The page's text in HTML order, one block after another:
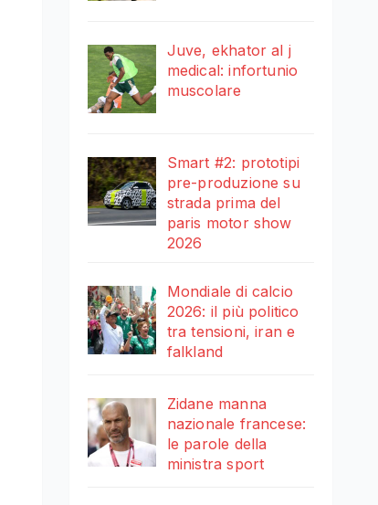
Juve, ekhator al j
medical: infortunio
muscolare
Smart #2: prototipi
pre-produzione su
strada prima del
paris motor show
2026
Mondiale di calcio
2026: il più politico
tra tensioni, iran e
falkland
Zidane manna
nazionale francese:
le parole della
ministra sport